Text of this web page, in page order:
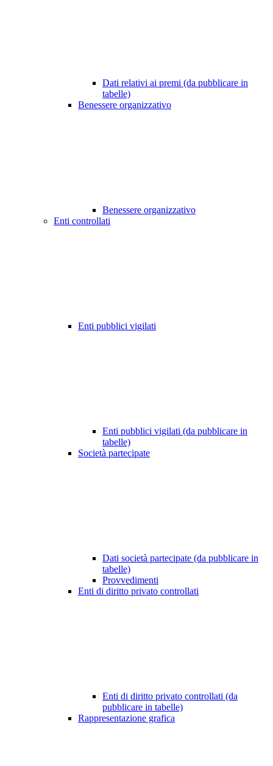
Dati relativi ai premi (da pubblicare in
tabelle)
Benessere organizzativo
Benessere organizzativo
Enti controllati
Enti pubblici vigilati
Enti pubblici vigilati (da pubblicare in
tabelle)
Società partecipate
Dati società partecipate (da pubblicare in
tabelle)
Provvedimenti
Enti di diritto privato controllati
Enti di diritto privato controllati (da
pubblicare in tabelle)
Rappresentazione grafica